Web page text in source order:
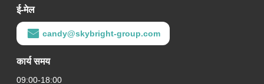
ई-मेल
candy@skybright-group.com
कार्य समय
09:00-18:00